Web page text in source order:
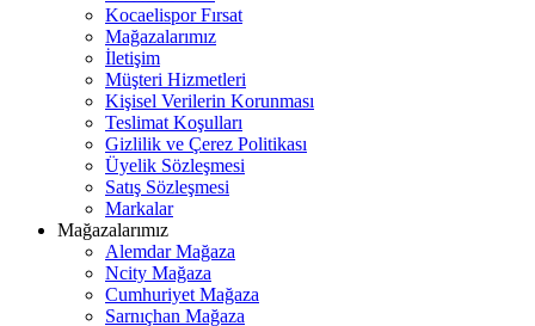
Kocaelispor Fırsat
Mağazalarımız
İletişim
Müşteri Hizmetleri
Kişisel Verilerin Korunması
Teslimat Koşulları
Gizlilik ve Çerez Politikası
Üyelik Sözleşmesi
Satış Sözleşmesi
Markalar
Mağazalarımız
Alemdar Mağaza
Ncity Mağaza
Cumhuriyet Mağaza
Sarnıçhan Mağaza